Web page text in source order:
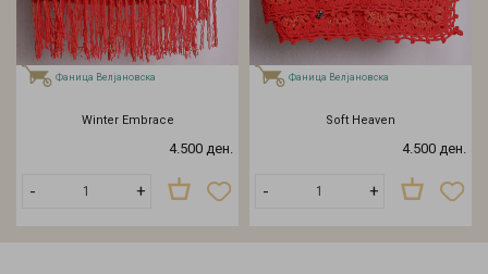
Фаница Велјановска
Winter Embrace
4.500 ден.
- +
Фаница Велјановска
Soft Heaven
4.500 ден.
- +